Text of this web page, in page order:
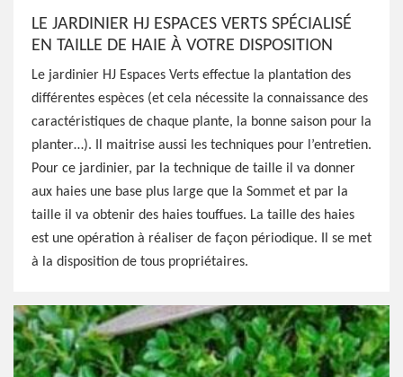
LE JARDINIER HJ ESPACES VERTS SPÉCIALISÉ
EN TAILLE DE HAIE À VOTRE DISPOSITION
Le jardinier HJ Espaces Verts effectue la plantation des
différentes espèces (et cela nécessite la connaissance des
caractéristiques de chaque plante, la bonne saison pour la
planter…). Il maitrise aussi les techniques pour l’entretien.
Pour ce jardinier, par la technique de taille il va donner
aux haies une base plus large que la Sommet et par la
taille il va obtenir des haies touffues. La taille des haies
est une opération à réaliser de façon périodique. Il se met
à la disposition de tous propriétaires.